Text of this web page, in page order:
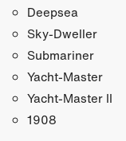
Deepsea
Sky-Dweller
Submariner
Yacht-Master
Yacht-Master II
1908